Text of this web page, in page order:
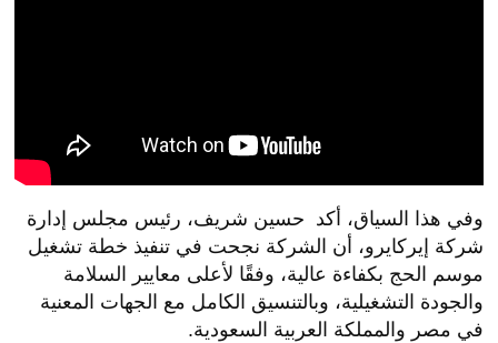
وفي هذا السياق، أكد حسين شريف، رئيس مجلس إدارة
شركة إيركايرو، أن الشركة نجحت في تنفيذ خطة تشغيل
موسم الحج بكفاءة عالية، وفقًا لأعلى معايير السلامة
والجودة التشغيلية، وبالتنسيق الكامل مع الجهات المعنية
في مصر والمملكة العربية السعودية.